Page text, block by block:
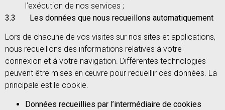
l’exécution de nos services ;
3.3 Les données que nous recueillons automatiquement
Lors de chacune de vos visites sur nos sites et applications,
nous recueillons des informations relatives à votre
connexion et à votre navigation. Différentes technologies
peuvent être mises en œuvre pour recueillir ces données. La
principale est le cookie.
Données recueillies par l’intermédiaire de cookies